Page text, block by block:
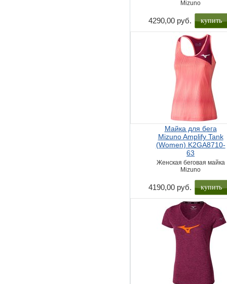
Mizuno
4290,00 руб. купить
Майка для бега
Mizuno Amplify Tank
(Women) K2GA8710-
63
Женская беговая майка
Mizuno
4190,00 руб. купить